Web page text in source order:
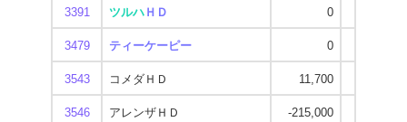
3391 ツルハ ＨＤ 0
3479 ティーケーピー 0
3543 コメダＨＤ 11,700
3546 アレンザＨＤ -215,000